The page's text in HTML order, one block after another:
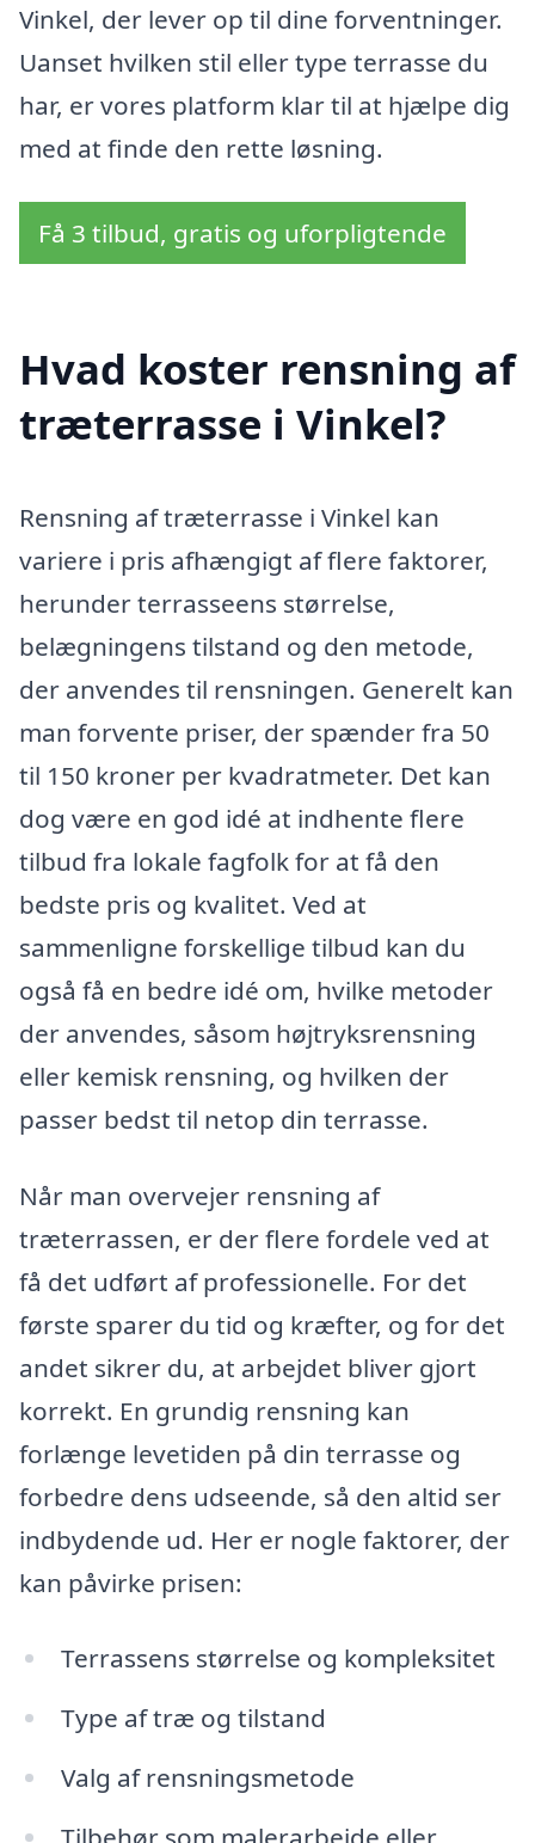
Vinkel, der lever op til dine forventninger.
Uanset hvilken stil eller type terrasse du
har, er vores platform klar til at hjælpe dig
med at finde den rette løsning.
Få 3 tilbud, gratis og uforpligtende
Hvad koster rensning af
træterrasse i Vinkel?
Rensning af træterrasse i Vinkel kan
variere i pris afhængigt af flere faktorer,
herunder terrasseens størrelse,
belægningens tilstand og den metode,
der anvendes til rensningen. Generelt kan
man forvente priser, der spænder fra 50
til 150 kroner per kvadratmeter. Det kan
dog være en god idé at indhente flere
tilbud fra lokale fagfolk for at få den
bedste pris og kvalitet. Ved at
sammenligne forskellige tilbud kan du
også få en bedre idé om, hvilke metoder
der anvendes, såsom højtryksrensning
eller kemisk rensning, og hvilken der
passer bedst til netop din terrasse.
Når man overvejer rensning af
træterrassen, er der flere fordele ved at
få det udført af professionelle. For det
første sparer du tid og kræfter, og for det
andet sikrer du, at arbejdet bliver gjort
korrekt. En grundig rensning kan
forlænge levetiden på din terrasse og
forbedre dens udseende, så den altid ser
indbydende ud. Her er nogle faktorer, der
kan påvirke prisen:
Terrassens størrelse og kompleksitet
Type af træ og tilstand
Valg af rensningsmetode